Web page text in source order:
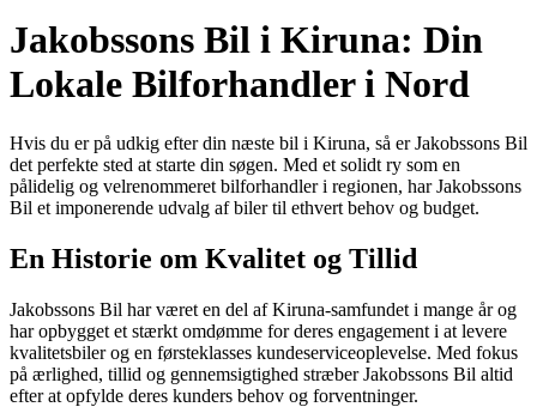
Jakobssons Bil i Kiruna: Din
Lokale Bilforhandler i Nord
Hvis du er på udkig efter din næste bil i Kiruna, så er Jakobssons Bil
det perfekte sted at starte din søgen. Med et solidt ry som en
pålidelig og velrenommeret bilforhandler i regionen, har Jakobssons
Bil et imponerende udvalg af biler til ethvert behov og budget.
En Historie om Kvalitet og Tillid
Jakobssons Bil har været en del af Kiruna-samfundet i mange år og
har opbygget et stærkt omdømme for deres engagement i at levere
kvalitetsbiler og en førsteklasses kundeserviceoplevelse. Med fokus
på ærlighed, tillid og gennemsigtighed stræber Jakobssons Bil altid
efter at opfylde deres kunders behov og forventninger.